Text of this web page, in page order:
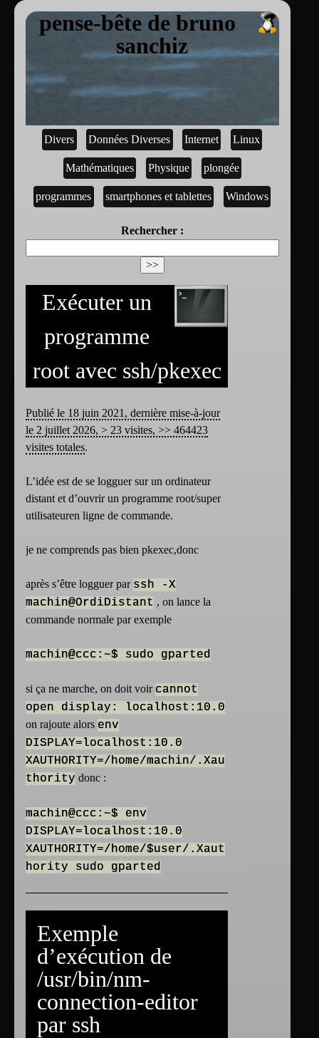
pense-bête de bruno
sanchiz
Divers Données Diverses Internet Linux
Mathématiques Physique plongée
programmes smartphones et tablettes Windows
Rechercher :
Exécuter un
programme
root avec ssh/pkexec
Publié le 18 juin 2021, dernière mise-à-jour
le 2 juillet 2026, > 23 visites, >> 464423
visites totales.
L’idée est de se logguer sur un ordinateur
distant et d’ouvrir un programme root/super
utilisateuren ligne de commande.
je ne comprends pas bien pkexec,donc
après s’être logguer par ssh -X
machin@OrdiDistant , on lance la
commande normale par exemple
machin@ccc:~$ sudo gparted
si ça ne marche, on doit voir cannot
open display: localhost:10.0
on rajoute alors env
DISPLAY=localhost:10.0
XAUTHORITY=/home/machin/.Xau
thority donc :
machin@ccc:~$ env
DISPLAY=localhost:10.0
XAUTHORITY=/home/$user/.Xaut
hority sudo gparted
Exemple
d’exécution de
/usr/bin/nm-
connection-editor
par ssh